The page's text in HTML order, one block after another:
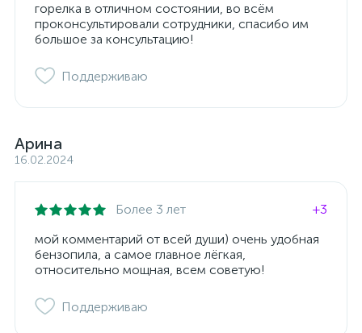
горелка в отличном состоянии, во всём
проконсультировали сотрудники, спасибо им
большое за консультацию!
Поддерживаю
Арина
16.02.2024
Более 3 лет
+3
мой комментарий от всей души) очень удобная
бензопила, а самое главное лёгкая,
относительно мощная, всем советую!
Поддерживаю